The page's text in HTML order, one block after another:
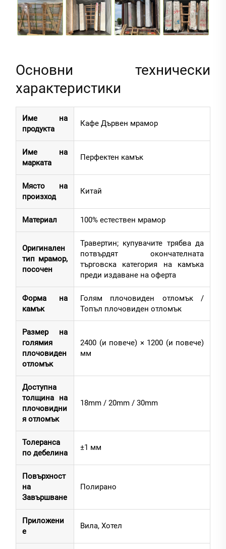
Основни технически
характеристики
Име на
продукта
Кафе Дървен мрамор
Име на
марката
Перфектен камък
Място на
произход
Китай
Материал 100% естествен мрамор
Оригинален
тип мрамор,
посочен
Травертин; купувачите трябва да
потвърдят окончателната
търговска категория на камъка
преди издаване на оферта
Форма на
камък
Голям плочовиден отломък /
Топъл плочовиден отломък
Размер на
голямия
плочовиден
отломък
2400 (и повече) × 1200 (и повече)
мм
Доступна
толщина на
плочовидни
я отломък
18mm / 20mm / 30mm
Толеранса
по дебелина
±1 мм
Повърхност
на
Завършване
Полирано
Приложени
е
Вилa, Хотел